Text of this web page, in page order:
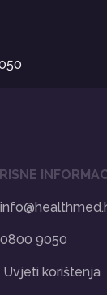
0800 9050
Uvjeti korištenja